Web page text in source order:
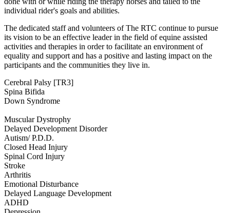
individual rider's goals and abilities.
The dedicated staff and volunteers of The RTC continue to pursue
its vision to be an effective leader in the field of equine assisted
activities and therapies in order to facilitate an environment of
equality and support and has a positive and lasting impact on the
participants and the communities they live in.
Cerebral Palsy [TR3]
Spina Bifida
Down Syndrome
Muscular Dystrophy
Delayed Development Disorder
Autism/ P.D.D.
Closed Head Injury
Spinal Cord Injury
Stroke
Arthritis
Emotional Disturbance
Delayed Language Development
ADHD